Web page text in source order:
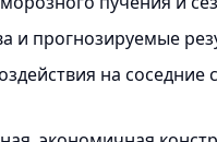
и прогнозируемые
на